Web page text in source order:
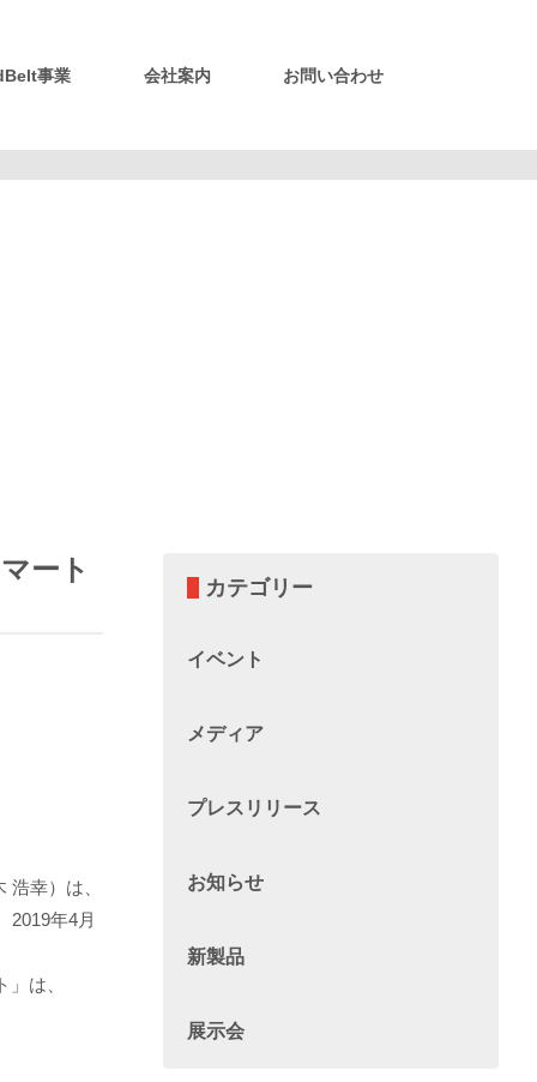
事業 会社案内 お問い合わせ
ート
幸）は、
2019年4月
は、
カテゴリー
イベント
メディア
プレスリリース
お知らせ
新製品
展示会